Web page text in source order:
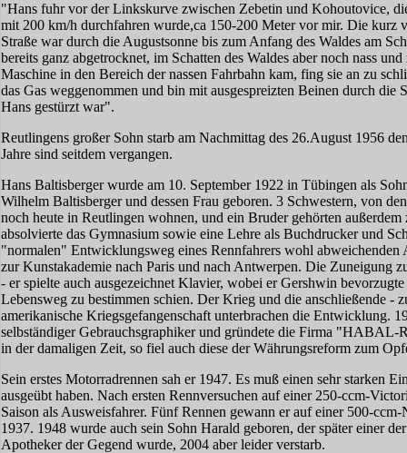
"Hans fuhr vor der Linkskurve zwischen Zebetin und Kohoutovice,
mit 200 km/h durchfahren wurde,ca 150-200 Meter vor mir. Die kurz
Straße war durch die Augustsonne bis zum Anfang des Waldes am
bereits ganz abgetrocknet, im Schatten des Waldes aber noch nass
Maschine in den Bereich der nassen Fahrbahn kam, fing sie an zu
das Gas weggenommen und bin mit ausgespreizten Beinen durch die
Hans gestürzt war".
Reutlingens großer Sohn starb am Nachmittag des 26.August 1956
Jahre sind seitdem vergangen.
Hans Baltisberger wurde am 10. September 1922 in Tübingen als
Wilhelm Baltisberger und dessen Frau geboren. 3 Schwestern, von
noch heute in Reutlingen wohnen, und ein Bruder gehörten
absolvierte das Gymnasium sowie eine Lehre als Buchdrucker und
"normalen" Entwicklungsweg eines Rennfahrers wohl abweichenden
zur Kunstakademie nach Paris und nach Antwerpen. Die Zuneigung
- er spielte auch ausgezeichnet Klavier, wobei er Gershwin
Lebensweg zu bestimmen schien. Der Krieg und die anschließende -
amerikanische Kriegsgefangenschaft unterbrachen die Entwicklung.
selbständiger Gebrauchsgraphiker und gründete die Firma "HABAL-
in der damaligen Zeit, so fiel auch diese der Währungsreform zum
Sein erstes Motorradrennen sah er 1947. Es muß einen sehr starken
ausgeübt haben. Nach ersten Rennversuchen auf einer 250-ccm-
Saison als Ausweisfahrer. Fünf Rennen gewann er auf einer 500-
1937. 1948 wurde auch sein Sohn Harald geboren, der später einer der
Apotheker der Gegend wurde, 2004 aber leider verstarb.